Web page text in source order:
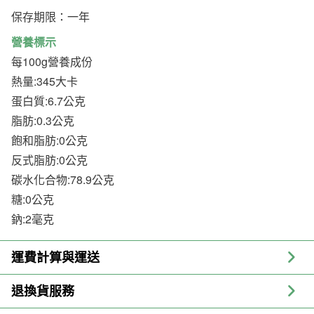
保存期限：一年
營養標示
每100g營養成份
熱量:345大卡
蛋白質:6.7公克
脂肪:0.3公克
飽和脂肪:0公克
反式脂肪:0公克
碳水化合物:78.9公克
糖:0公克
鈉:2毫克
運費計算與運送
退換貨服務